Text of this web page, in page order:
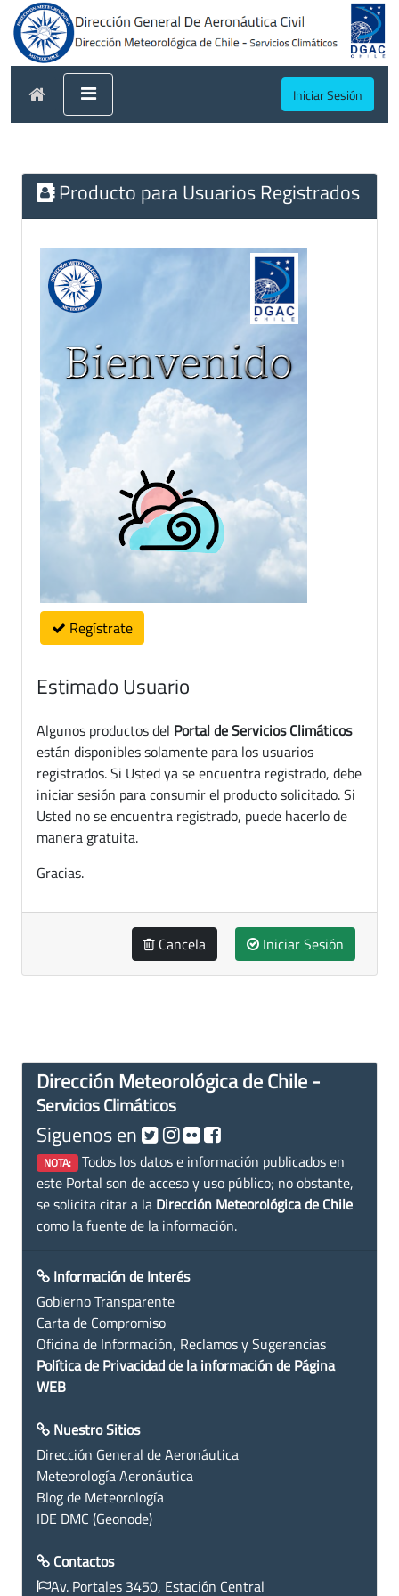
Iniciar Sesión
Producto para Usuarios Registrados
Regístrate
Estimado Usuario
Algunos productos del Portal de Servicios Climáticos
están disponibles solamente para los usuarios
registrados. Si Usted ya se encuentra registrado, debe
iniciar sesión para consumir el producto solicitado. Si
Usted no se encuentra registrado, puede hacerlo de
manera gratuita.
Gracias.
Cancela Iniciar Sesión
Dirección Meteorológica de Chile -
Servicios Climáticos
Siguenos en
NOTA: Todos los datos e información publicados en
este Portal son de acceso y uso público; no obstante,
se solicita citar a la Dirección Meteorológica de Chile
como la fuente de la información.
Información de Interés
Gobierno Transparente
Carta de Compromiso
Oficina de Información, Reclamos y Sugerencias
Política de Privacidad de la información de Página
WEB
Nuestro Sitios
Dirección General de Aeronáutica
Meteorología Aeronáutica
Blog de Meteorología
IDE DMC (Geonode)
Contactos
Av. Portales 3450, Estación Central